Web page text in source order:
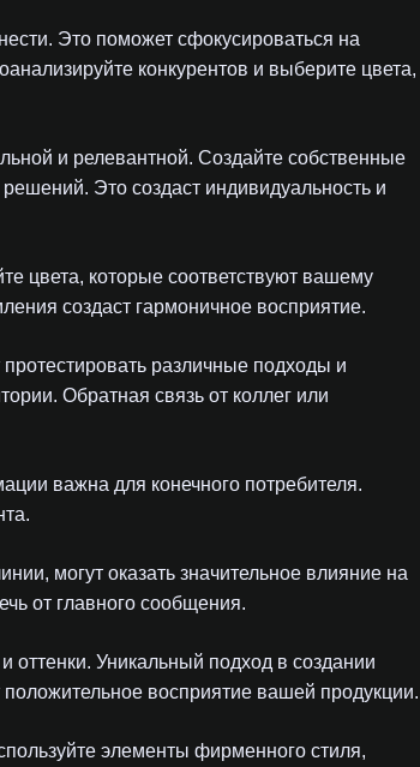
Это поможет сфокусироваться на
конкурентов и выберите цвета,
и релевантной. Создайте собственные
Это создаст индивидуальность и
цвета, которые соответствуют вашему
создаст гармоничное восприятие.
различные подходы и
Обратная связь от коллег или
важна для конечного потребителя.
могут оказать значительное влияние на
от главного сообщения.
оттенки. Уникальный подход в создании
восприятие вашей продукции.
элементы фирменного стиля,